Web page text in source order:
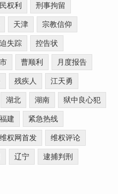
权利 刑事拘留
天津 宗教信仰
失踪 控告状
曹顺利 月度报告
残疾人 江天勇
湖北 湖南 狱中良心犯
福建 紧急热线
维权网首发 维权评论
辽宁 逮捕判刑